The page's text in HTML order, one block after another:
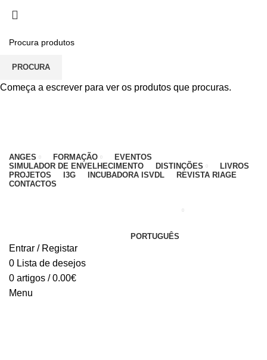
EDUCATIVO - 912 092 520 | GERAL - 911 997 434
(CHAMADA PARA REDE MÓVEL NACIONAL)
ANGES FORMAÇÃO
EVENTOS
SIMULADOR DE ENVELHECIMENTO
DISTINÇÕES
LIVROS
PROJETOS
I3G INCUBADORA ISVDL
REVISTA RIAGE
CONTACTOS
PORTUGUÊS
Entrar / Registar
0 Lista de desejos
0 artigos / 0.00€
Menu
PROCURA
Começa a escrever para ver os produtos que procuras.